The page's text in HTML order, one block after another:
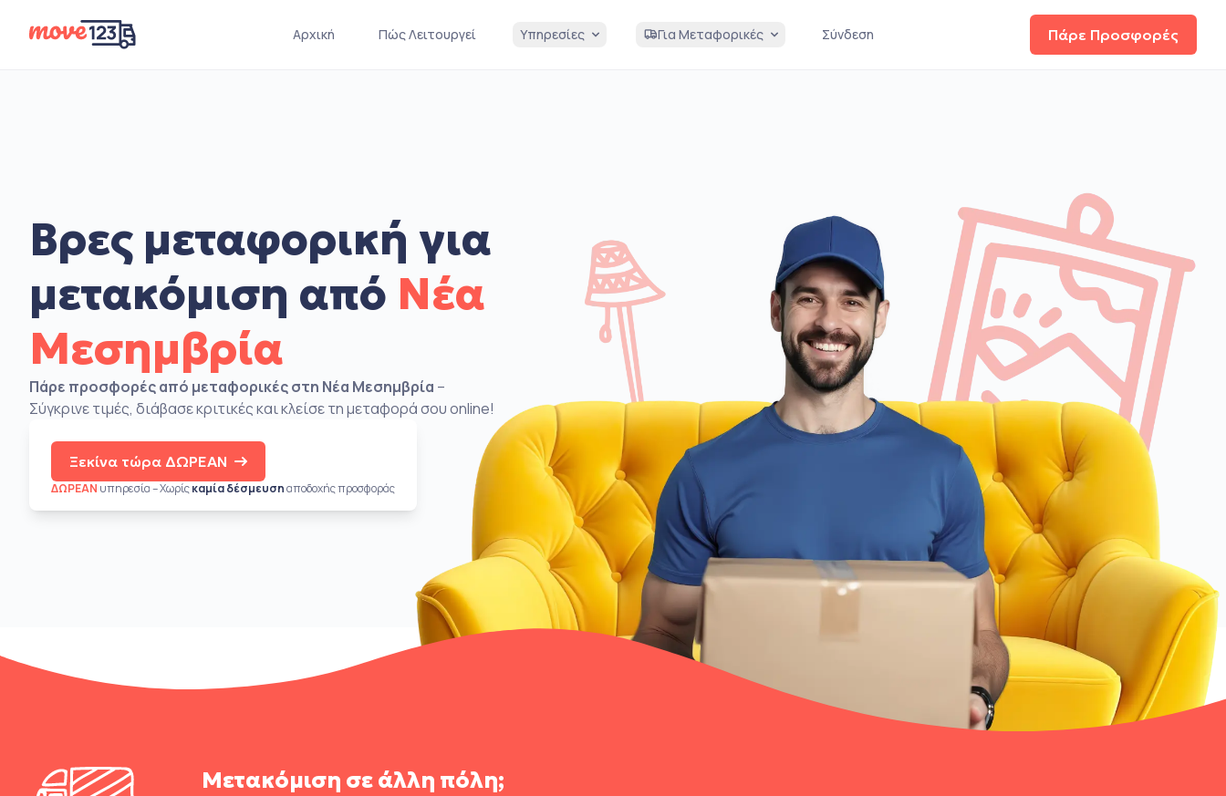
Πάρε Προσφορές
Αρχική Πώς Λειτουργεί Υπηρεσίες Για Μεταφορικές Σύνδεση
Βρες μεταφορική για
μετακόμιση από Νέα
Μεσημβρία
Πάρε προσφορές από μεταφορικές στη Νέα Μεσημβρία –
Σύγκρινε τιμές, διάβασε κριτικές και κλείσε τη μεταφορά σου online!
Ξεκίνα τώρα ΔΩΡΕΑΝ
ΔΩΡΕΑΝ υπηρεσία – Χωρίςκαμία δέσμευσηαποδοχής προσφοράς
Μετακόμιση σε άλλη πόλη;